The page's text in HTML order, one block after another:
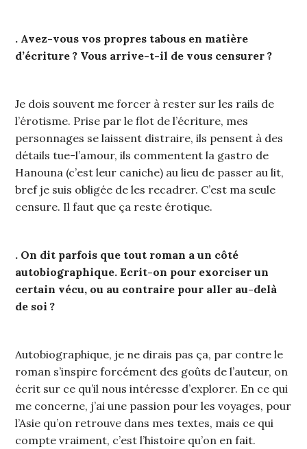
. Avez-vous vos propres tabous en matière
d’écriture ? Vous arrive-t-il de vous censurer ?
Je dois souvent me forcer à rester sur les rails de
l’érotisme. Prise par le flot de l’écriture, mes
personnages se laissent distraire, ils pensent à des
détails tue-l’amour, ils commentent la gastro de
Hanouna (c’est leur caniche) au lieu de passer au lit,
bref je suis obligée de les recadrer. C’est ma seule
censure. Il faut que ça reste érotique.
. On dit parfois que tout roman a un côté
autobiographique. Ecrit-on pour exorciser un
certain vécu, ou au contraire pour aller au-delà
de soi ?
Autobiographique, je ne dirais pas ça, par contre le
roman s’inspire forcément des goûts de l’auteur, on
écrit sur ce qu’il nous intéresse d’explorer. En ce qui
me concerne, j’ai une passion pour les voyages, pour
l’Asie qu’on retrouve dans mes textes, mais ce qui
compte vraiment, c’est l’histoire qu’on en fait.